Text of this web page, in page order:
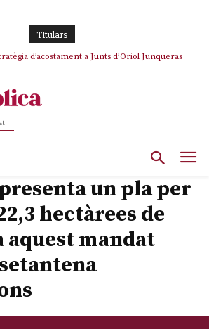
TItulars
d’acostament a Junts d’Oriol Junqueras
un pla per
hectàrees de
aquest mandat